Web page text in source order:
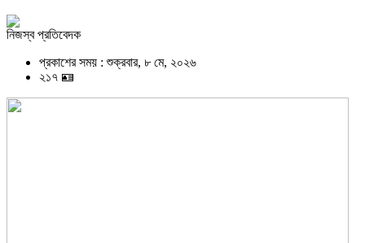
নিজস্ব প্রতিবেদক
প্রকাশের সময় : শুক্রবার, ৮ মে, ২০২৬
২১৭ 🪪